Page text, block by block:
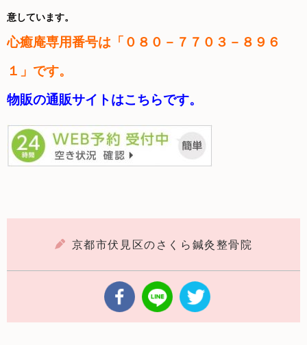
意しています。
心癒庵専用番号は「０８０－７７０３－８９６
１」です。
物販の通販サイトはこちらです。
京都市伏見区のさくら鍼灸整骨院